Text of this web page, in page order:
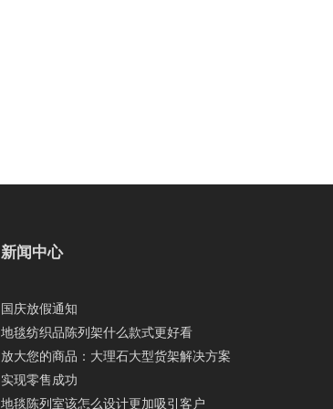
新闻中心
国庆放假通知
地毯纺织品陈列架什么款式更好看
放大您的商品：大理石大型货架解决方案
实现零售成功
地毯陈列室该怎么设计更加吸引客户